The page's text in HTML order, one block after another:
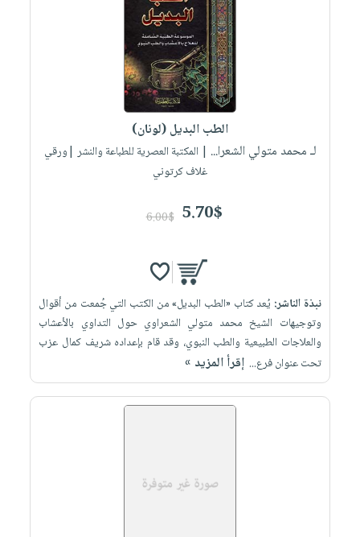
الطب البديل (لونان)
لـ محمد متولي الشعرا... | المكتبة العصرية للطباعة والنشر |ورقي
غلاف كرتوني
5.70$
6.00$
نبذة الناشر: يُعد كتاب «الطب البديل» من الكتب التي جُمعت من أقوال
وتوجيهات الشيخ محمد متولي الشعراوي حول التداوي بالأعشاب
والعلاجات الطبيعية والطب النبوي، وقد قام بإعداده شريف كمال عزب
تحت عنوان فرع... إقرأ المزيد »